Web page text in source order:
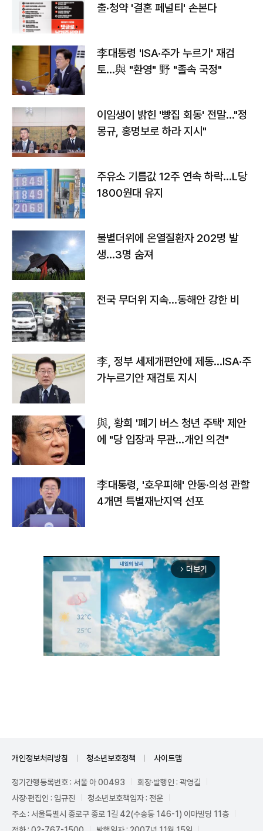
출·청약 '결혼 페널티' 손본다
李대통령 'ISA·주가 누르기' 재검
토…與 "환영" 野 "졸속 국정"
이임생이 밝힌 '빵집 회동' 전말…"정
몽규, 홍명보로 하라 지시"
주유소 기름값 12주 연속 하락…L당
1800원대 유지
불볕더위에 온열질환자 202명 발
생…3명 숨져
전국 무더위 지속…동해안 강한 비
李, 정부 세제개편안에 제동…ISA·주
가누르기안 재검토 지시
與, 황희 '폐기 버스 청년 주택' 제안
에 "당 입장과 무관…개인 의견"
李대통령, '호우피해' 안동·의성 관할
4개면 특별재난지역 선포
arrow_forward_ios 더보기
개인정보처리방침 청소년보호정책 사이트맵
정기간행등록번호 : 서울 아 00493
회장·발행인 : 곽영길
사장·편집인 : 임규진
청소년보호책임자 : 전운
주소 : 서울특별시 종로구 종로 1길 42(수송동 146-1) 이마빌딩 11층